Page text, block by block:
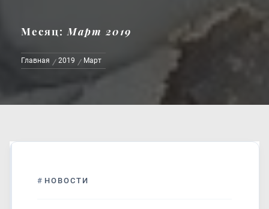
Месяц: Март 2019
Главная 2019 Март
# НОВОСТИ